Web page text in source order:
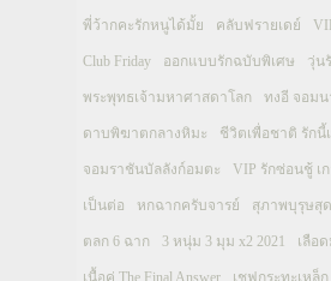
พี่ว้ากคะรักหนูได้มั้ย คลับฟรายเดย์
Club Friday ออกแบบรักฉบับพิเศษ วุ่น
พระพุทธเจ้ามหาศาสดาโลก ทงอี จอมน
ดาบพิฆาตกลางหิมะ ชีวิตเพื่อชาติ รักนี้
จอมราชันบัลลังก์อมตะ VIP รักซ่อนชู้ เ
เป็นต่อ หกฉากครับจารย์ สุภาพบุรุษสุ
ตลก 6 ฉาก 3 หนุ่ม 3 มุม x2 2021 เลือ
เนื้อคู่ The Final Answer เชฟกระทะเหล็ก